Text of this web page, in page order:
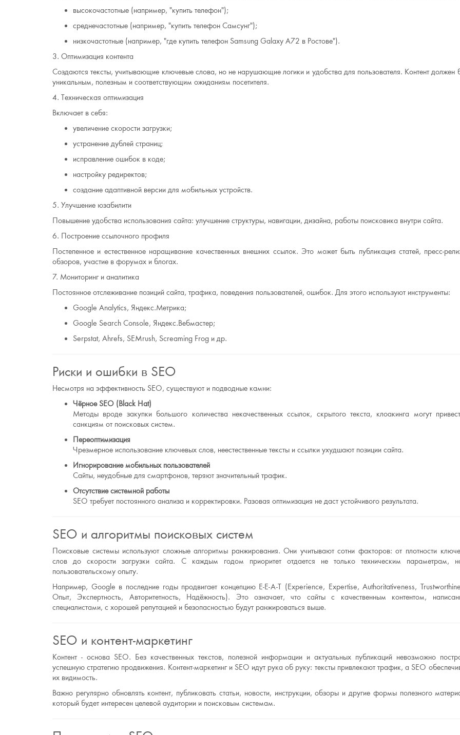
высокочастотные (например, "купить телефон");
среднечастотные (например, "купить телефон Самсунг");
низкочастотные (например, "где купить телефон Samsung Galaxy A72 в Ростове").
3. Оптимизация контента
Создаются тексты, учитывающие ключевые слова, но не нарушающие логики и удобства для пользователя. Контент должен
уникальным, полезным и соответствующим ожиданиям посетителя.
4. Техническая оптимизация
Включает в себя:
увеличение скорости загрузки;
устранение дублей страниц;
исправление ошибок в коде;
настройку редиректов;
создание адаптивной версии для мобильных устройств.
5. Улучшение юзабилити
Повышение удобства использования сайта: улучшение структуры, навигации, дизайна, работы поисковика внутри сайта.
6. Построение ссылочного профиля
Постепенное и естественное наращивание качественных внешних ссылок. Это может быть публикация статей, пресс-
обзоров, участие в форумах и блогах.
7. Мониторинг и аналитика
Постоянное отслеживание позиций сайта, трафика, поведения пользователей, ошибок. Для этого используют инструменты:
Google Analytics, Яндекс.Метрика;
Google Search Console, Яндекс.Вебмастер;
Serpstat, Ahrefs, SEMrush, Screaming Frog и др.
Риски и ошибки в SEO
Несмотря на эффективность SEO, существуют и подводные камни:
Чёрное SEO (Black Hat)
Методы вроде закупки большого количества некачественных ссылок, скрытого текста, клоакинга могут
санкциям от поисковых систем.
Переоптимизация
Чрезмерное использование ключевых слов, неестественные тексты и ссылки ухудшают позиции сайта.
Игнорирование мобильных пользователей
Сайты, неудобные для смартфонов, теряют значительный трафик.
Отсутствие системной работы
SEO требует постоянного анализа и корректировки. Разовая оптимизация не даст устойчивого результата.
SEO и алгоритмы поисковых систем
Поисковые системы используют сложные алгоритмы ранжирования. Они учитывают сотни факторов: от плотности
слов до скорости загрузки сайта. С каждым годом приоритет отдается не только техническим параметрам,
пользовательскому опыту.
Например, Google в последние годы продвигает концепцию E-E-A-T (Experience, Expertise, Authoritativeness,
Опыт, Экспертность, Авторитетность, Надёжность). Это означает, что сайты с качественным контентом,
специалистами, с хорошей репутацией и безопасностью будут ранжироваться выше.
SEO и контент-маркетинг
Контент - основа SEO. Без качественных текстов, полезной информации и актуальных публикаций невозможно
успешную стратегию продвижения. Контент-маркетинг и SEO идут рука об руку: тексты привлекают трафик, а SEO
их видимость.
Важно регулярно обновлять контент, публиковать статьи, новости, инструкции, обзоры и другие формы полезного
который будет интересен целевой аудитории и поисковым системам.